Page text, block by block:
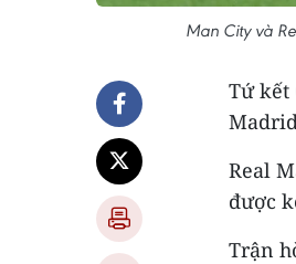
Man City và
Tứ kết
Real
được
Trận